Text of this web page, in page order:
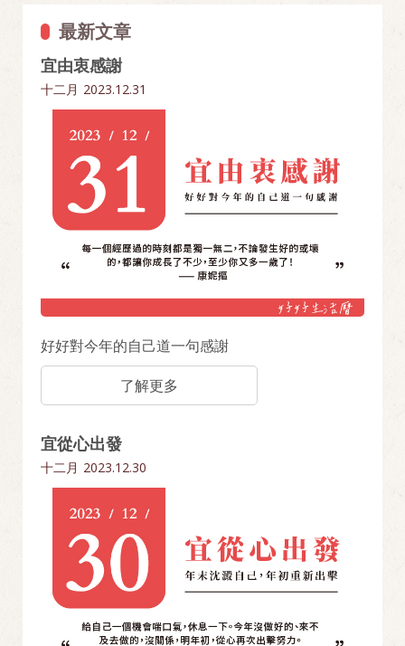
最新文章
宜由衷感謝
十二月 2023.12.31
好好對今年的自己道一句感謝
了解更多
宜從心出發
十二月 2023.12.30